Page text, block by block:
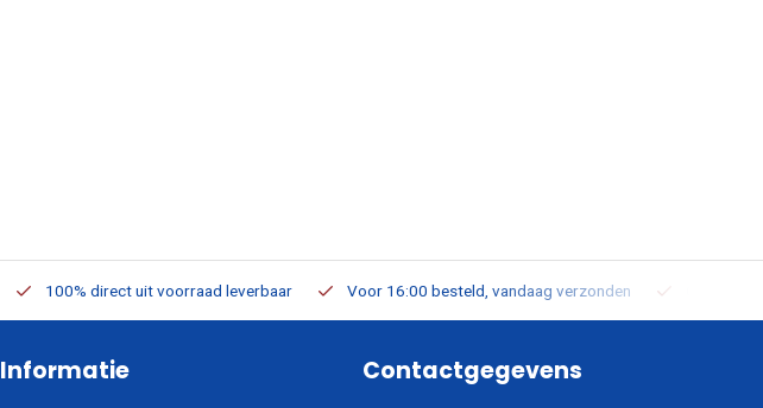
100% direct uit voorraad leverbaar Voor 16:00 besteld, vandaag verzonden
Informatie Contactgegevens